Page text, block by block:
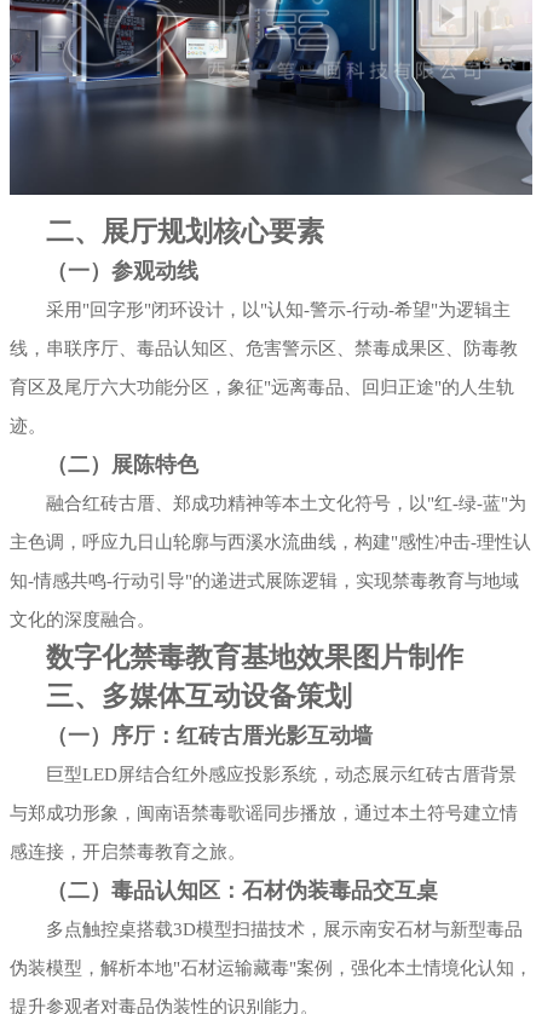
二、展厅规划核心要素
（一）参观动线
采用"回字形"闭环设计，以"认知-警示-行动-希望"为逻辑主
线，串联序厅、毒品认知区、危害警示区、禁毒成果区、防毒教
育区及尾厅六大功能分区，象征"远离毒品、回归正途"的人生轨
迹。
（二）展陈特色
融合红砖古厝、郑成功精神等本土文化符号，以"红-绿-蓝"为
主色调，呼应九日山轮廓与西溪水流曲线，构建"感性冲击-理性认
知-情感共鸣-行动引导"的递进式展陈逻辑，实现禁毒教育与地域
文化的深度融合。
数字化禁毒教育基地效果图片制作
三、多媒体互动设备策划
（一）序厅：红砖古厝光影互动墙
巨型LED屏结合红外感应投影系统，动态展示红砖古厝背景
与郑成功形象，闽南语禁毒歌谣同步播放，通过本土符号建立情
感连接，开启禁毒教育之旅。
（二）毒品认知区：石材伪装毒品交互桌
多点触控桌搭载3D模型扫描技术，展示南安石材与新型毒品
伪装模型，解析本地"石材运输藏毒"案例，强化本土情境化认知，
提升参观者对毒品伪装性的识别能力。